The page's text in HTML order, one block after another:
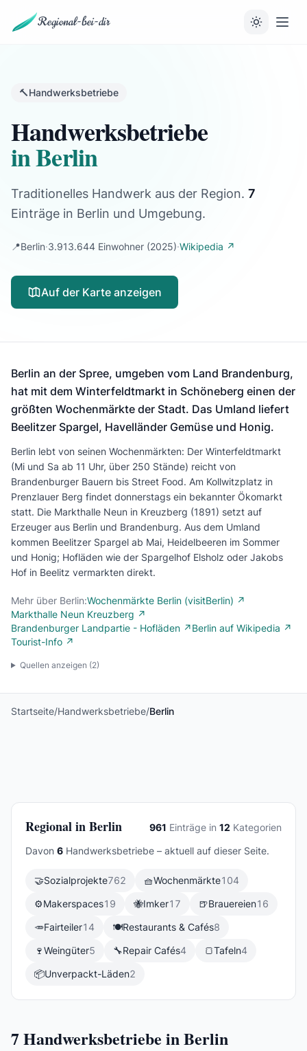
Regional-bei-dir
🔨Handwerksbetriebe
Handwerksbetriebe
in Berlin
Traditionelles Handwerk aus der Region. 7
Einträge in Berlin und Umgebung.
📍Berlin·3.913.644 Einwohner (2025)·Wikipedia ↗
Auf der Karte anzeigen
Berlin an der Spree, umgeben vom Land Brandenburg,
hat mit dem Winterfeldtmarkt in Schöneberg einen der
größten Wochenmärkte der Stadt. Das Umland liefert
Beelitzer Spargel, Havelländer Gemüse und Honig.
Berlin lebt von seinen Wochenmärkten: Der Winterfeldtmarkt
(Mi und Sa ab 11 Uhr, über 250 Stände) reicht von
Brandenburger Bauern bis Street Food. Am Kollwitzplatz in
Prenzlauer Berg findet donnerstags ein bekannter Ökomarkt
statt. Die Markthalle Neun in Kreuzberg (1891) setzt auf
Erzeuger aus Berlin und Brandenburg. Aus dem Umland
kommen Beelitzer Spargel ab Mai, Heidelbeeren im Sommer
und Honig; Hofläden wie der Spargelhof Elsholz oder Jakobs
Hof in Beelitz vermarkten direkt.
Mehr über Berlin:Wochenmärkte Berlin (visitBerlin) ↗
Markthalle Neun Kreuzberg ↗
Brandenburger Landpartie - Hofläden ↗Berlin auf Wikipedia ↗
Tourist-Info ↗
Quellen anzeigen (2)
Startseite/Handwerksbetriebe/Berlin
Regional in Berlin 961 Einträge in 12 Kategorien
Davon 6 Handwerksbetriebe – aktuell auf dieser Seite.
🤝Sozialprojekte762 🧺Wochenmärkte104
⚙️Makerspaces19 🐝Imker17 🍺Brauereien16
🥕Fairteiler14 🍽️Restaurants & Cafés8
🍷Weingüter5 🔧Repair Cafés4 🍞Tafeln4
📦Unverpackt-Läden2
7Handwerksbetriebe in Berlin